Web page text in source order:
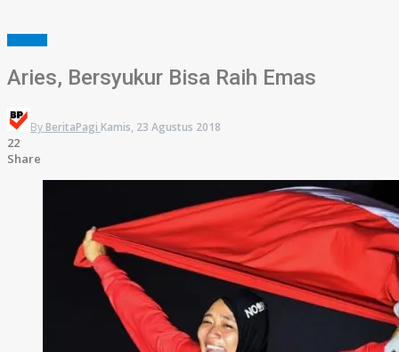
Aries, Bersyukur Bisa Raih Emas
By BeritaPagi Kamis, 23 Agustus 2018
22
Share